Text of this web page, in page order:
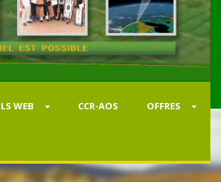
WEB CCR-AOS OFFRES